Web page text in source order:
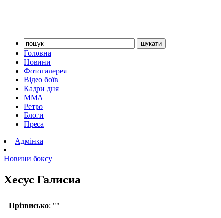
Головна
Новини
Фотогалерея
Відео боїв
Кадри дня
ММА
Ретро
Блоги
Преса
Адмінка
Новини боксу
Хесус Галисиа
Прізвисько: ""